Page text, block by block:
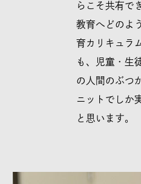
らこそ共有で
教育へどのよ
育カリキュラ
も、児童・生
の人間のぶつ
ニットでしか
と思います。